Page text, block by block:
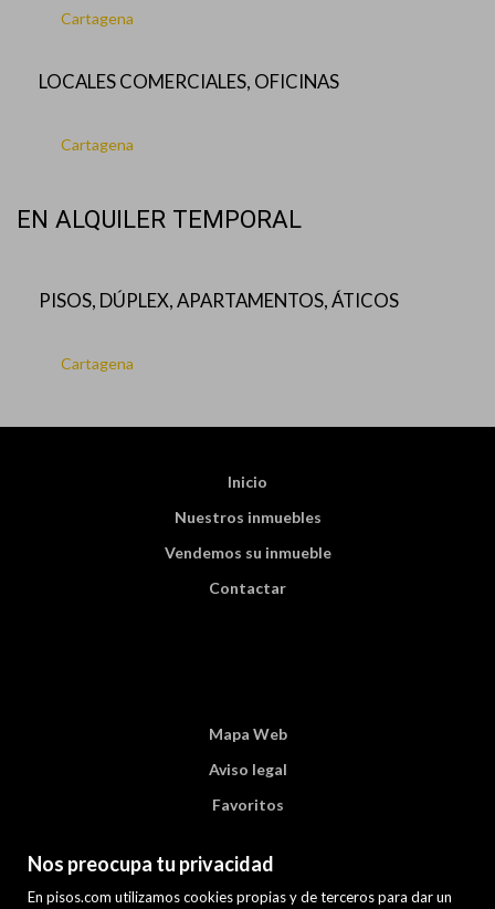
Nos preocupa tu privacidad
En pisos.com utilizamos cookies propias y de terceros para dar un
Cartagena
LOCALES COMERCIALES, OFICINAS
Cartagena
EN ALQUILER TEMPORAL
PISOS, DÚPLEX, APARTAMENTOS, ÁTICOS
Cartagena
Inicio
Nuestros inmuebles
Vendemos su inmueble
Contactar
Mapa Web
Aviso legal
Favoritos
Noticias